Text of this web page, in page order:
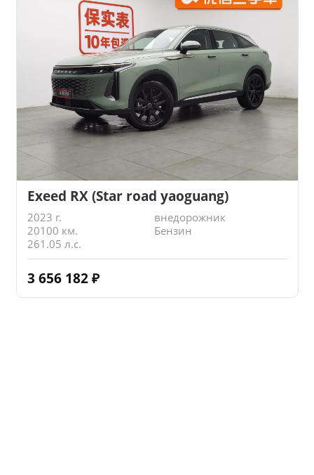
Exeed RX (Star road yaoguang)
2023 г.
внедорожник
20100 км.
Бензин
261.05 л.с.
3 656 182 ₽